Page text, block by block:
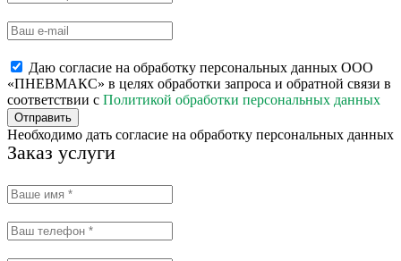
Даю согласие на обработку персональных данных ООО
«ПНЕВМАКС» в целях обработки запроса и обратной связи в
соответствии с Политикой обработки персональных данных
Отправить
Необходимо дать согласие на обработку персональных данных
Заказ услуги